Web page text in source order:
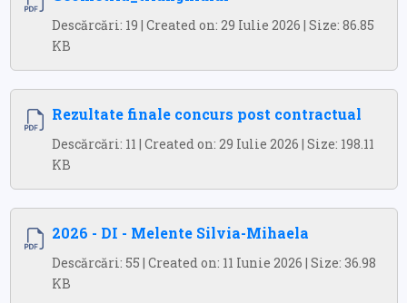
Descărcări: 19 | Created on: 29 Iulie 2026 | Size: 86.85
KB
Rezultate finale concurs post contractual
Descărcări: 11 | Created on: 29 Iulie 2026 | Size: 198.11
KB
2026 - DI - Melente Silvia-Mihaela
Descărcări: 55 | Created on: 11 Iunie 2026 | Size: 36.98
KB